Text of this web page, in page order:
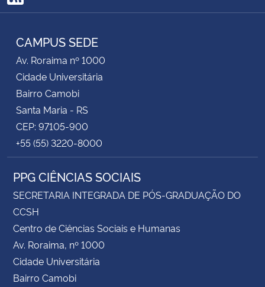
RSS
CAMPUS SEDE
Av. Roraima nº 1000
Cidade Universitária
Bairro Camobi
Santa Maria - RS
CEP: 97105-900
+55 (55) 3220-8000
PPG CIÊNCIAS SOCIAIS
SECRETARIA INTEGRADA DE PÓS-GRADUAÇÃO DO
CCSH
Centro de Ciências Sociais e Humanas
Av. Roraima, nº 1000
Cidade Universitária
Bairro Camobi